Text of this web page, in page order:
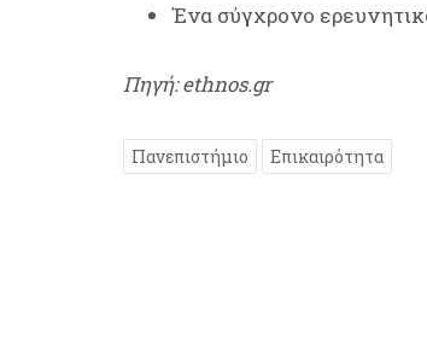
Ένα σύγχρονο
Πηγή: ethnos.gr
Πανεπιστήμιο Επικαιρότητα